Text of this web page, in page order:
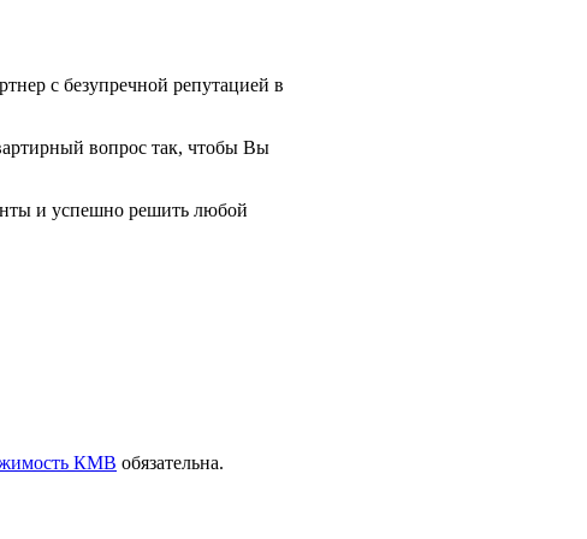
с безупречной репутацией в
вопрос так, чтобы Вы
и успешно решить любой
КМВ обязательна.